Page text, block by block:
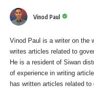
Vinod Paul
Vinod Paul is a writer on the
writes articles related to
He is a resident of Siwan
of experience in writing
has written articles related